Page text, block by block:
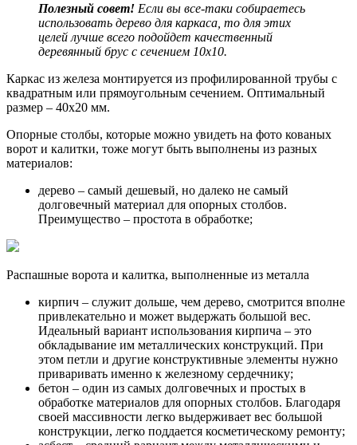
Полезный совет! Если вы все-таки собираетесь
использовать дерево для каркаса, то для этих
целей лучше всего подойдет качественный
деревянный брус с сечением 10х10.
Каркас из железа монтируется из профилированной трубы с
квадратным или прямоугольным сечением. Оптимальный
размер – 40х20 мм.
Опорные столбы, которые можно увидеть на фото кованых
ворот и калитки, тоже могут быть выполнены из разных
материалов:
дерево – самый дешевый, но далеко не самый
долговечный материал для опорных столбов.
Преимущество – простота в обработке;
Распашные ворота и калитка, выполненные из металла
кирпич – служит дольше, чем дерево, смотрится вполне
привлекательно и может выдержать большой вес.
Идеальный вариант использования кирпича – это
обкладывание им металлических конструкций. При
этом петли и другие конструктивные элементы нужно
приваривать именно к железному сердечнику;
бетон – один из самых долговечных и простых в
обработке материалов для опорных столбов. Благодаря
своей массивности легко выдерживает вес большой
конструкции, легко поддается косметическому ремонту;